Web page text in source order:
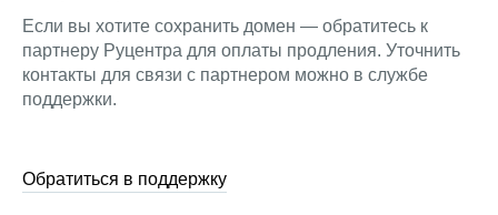
Если вы хотите сохранить домен — обратитесь к
партнеру Руцентра для оплаты продления. Уточнить
контакты для связи с партнером можно в службе
поддержки.
Обратиться в поддержку